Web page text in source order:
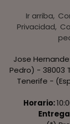
Ir arriba
Privacidad
Jose
Pedro) - 38003
Tenerife -
Horario: